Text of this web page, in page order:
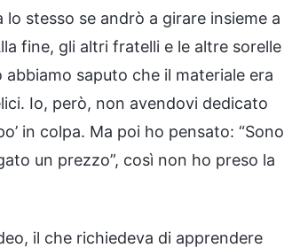
stesso se andrò a girare insieme a
fine, gli altri fratelli e le altre sorelle
saputo che il materiale era
Io, però, non avendovi dedicato
in colpa. Ma poi ho pensato: “Sono
un prezzo”, così non ho preso la
il che richiedeva di apprendere